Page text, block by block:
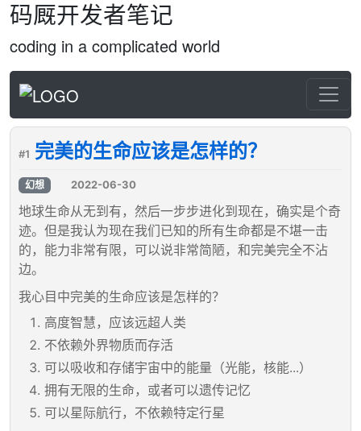
码厩开发者笔记
coding in a complicated world
#1 完美的生命应该是怎样的？
幻想 2022-06-30
地球生命从无到有，然后一步步进化到现在，确实是个奇
迹。但是我认为现在我们已知的所有生命都是不堪一击
的，能力非常有限，可以说非常简陋，和完美完全不沾
边。
我心目中完美的生命应该是怎样的？
高度智慧，应该远超人类
不依赖外界物质而存活
可以吸收和存储宇宙中的能量（光能，核能...）
拥有无限的生命，或者可以遗传记忆
可以星际航行，不依赖特定行星